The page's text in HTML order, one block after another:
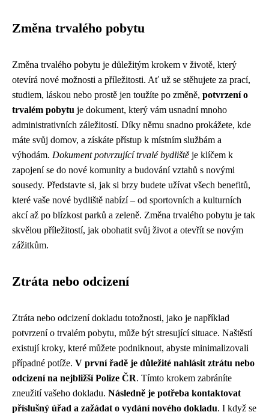
Změna trvalého pobytu
Změna trvalého pobytu je důležitým krokem v životě, který
otevírá nové možnosti a příležitosti. Ať už se stěhujete za prací,
studiem, láskou nebo prostě jen toužíte po změně, potvrzení o
trvalém pobytu je dokument, který vám usnadní mnoho
administrativních záležitostí. Díky němu snadno prokážete, kde
máte svůj domov, a získáte přístup k místním službám a
výhodám. Dokument potvrzující trvalé bydliště je klíčem k
zapojení se do nové komunity a budování vztahů s novými
sousedy. Představte si, jak si brzy budete užívat všech benefitů,
které vaše nové bydliště nabízí – od sportovních a kulturních
akcí až po blízkost parků a zeleně. Změna trvalého pobytu je tak
skvělou příležitostí, jak obohatit svůj život a otevřít se novým
zážitkům.
Ztráta nebo odcizení
Ztráta nebo odcizení dokladu totožnosti, jako je například
potvrzení o trvalém pobytu, může být stresující situace. Naštěstí
existují kroky, které můžete podniknout, abyste minimalizovali
případné potíže. V první řadě je důležité nahlásit ztrátu nebo
odcizení na nejbližší Polize ČR. Tímto krokem zabráníte
zneužití vašeho dokladu. Následně je potřeba kontaktovat
příslušný úřad a zažádat o vydání nového dokladu. I když se